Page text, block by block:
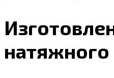
натяжного